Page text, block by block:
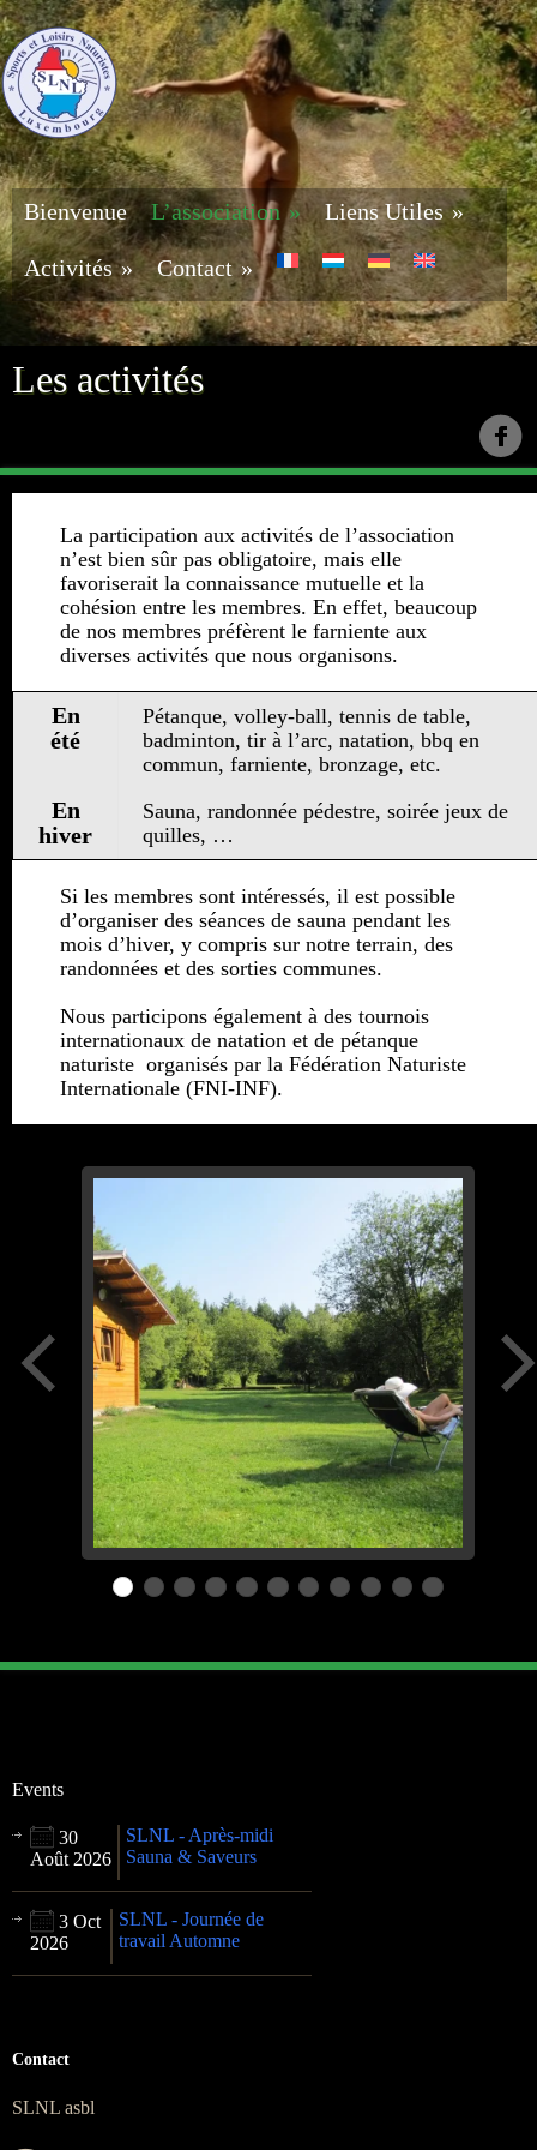
Bienvenue L’association » Liens Utiles»
Activités» Contact »
Les activités
La participation aux activités de l’association
n’est bien sûr pas obligatoire, mais elle
favoriserait la connaissance mutuelle et la
cohésion entre les membres. En effet, beaucoup
de nos membres préfèrent le farniente aux
diverses activités que nous organisons.
En
été
Pétanque, volley-ball, tennis de table,
badminton, tir à l’arc, natation, bbq en
commun, farniente, bronzage, etc.
En
hiver
Sauna, randonnée pédestre, soirée jeux de
quilles, …
Si les membres sont intéressés, il est possible
d’organiser des séances de sauna pendant les
mois d’hiver, y compris sur notre terrain, des
randonnées et des sorties communes.
Nous participons également à des tournois
internationaux de natation et de pétanque
naturiste organisés par la Fédération Naturiste
Internationale (FNI-INF).
Events
30
Août 2026
SLNL - Après-midi
Sauna & Saveurs
3 Oct
2026
SLNL - Journée de
travail Automne
Contact
SLNL asbl